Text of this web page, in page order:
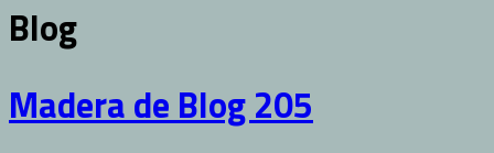
Blog
Madera de Blog 205